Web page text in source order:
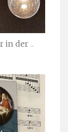
in der ...